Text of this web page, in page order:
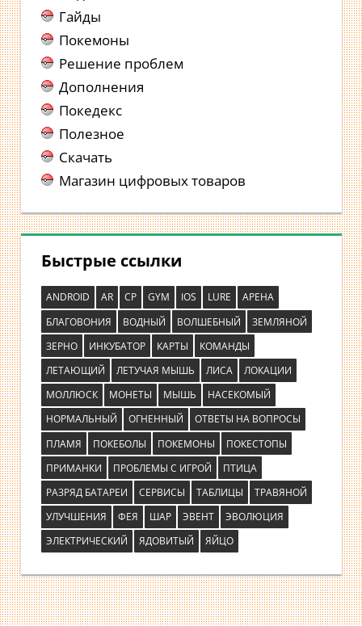
Гайды
Покемоны
Решение проблем
Дополнения
Покедекс
Полезное
Скачать
Магазин цифровых товаров
Быстрые ссылки
ANDROID AR CP GYM IOS LURE
АРЕНА
БЛАГОВОНИЯ
ВОДНЫЙ ВОЛШЕБНЫЙ
ЗЕМЛЯНОЙ
ЗЕРНО
ИНКУБАТОР КАРТЫ
КОМАНДЫ
ЛЕТАЮЩИЙ
ЛЕТУЧАЯ МЫШЬ ЛИСА
ЛОКАЦИИ
МОЛЛЮСК
МОНЕТЫ МЫШЬ
НАСЕКОМЫЙ
НОРМАЛЬНЫЙ
ОГНЕННЫЙ
ОТВЕТЫ НА ВОПРОСЫ
ПЛАМЯ
ПОКЕБОЛЫ ПОКЕМОНЫ
ПОКЕСТОПЫ
ПРИМАНКИ
ПРОБЛЕМЫ С ИГРОЙ
ПТИЦА
РАЗРЯД БАТАРЕИ
СЕРВИСЫ ТАБЛИЦЫ
ТРАВЯНОЙ
УЛУЧШЕНИЯ
ФЕЯ ШАР ЭВЕНТ
ЭВОЛЮЦИЯ
ЭЛЕКТРИЧЕСКИЙ
ЯДОВИТЫЙ ЯЙЦО